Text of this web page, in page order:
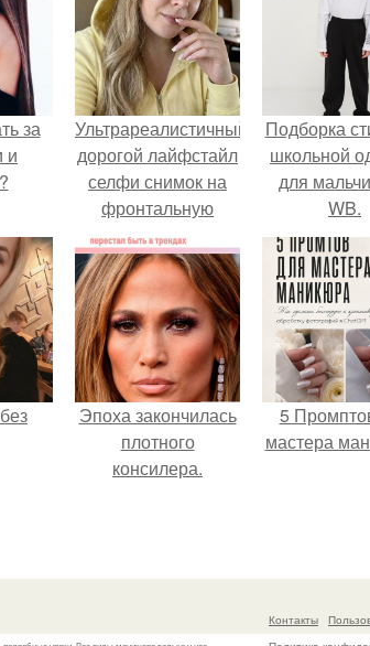
за
и
Ультрареалистичный
дорогой лайфстайл
селфи снимок на
фронтальную
камеру.
Подборка
школьной
для
WB.
Эпоха закончилась
плотного
консилера.
5
мастера
Контакты